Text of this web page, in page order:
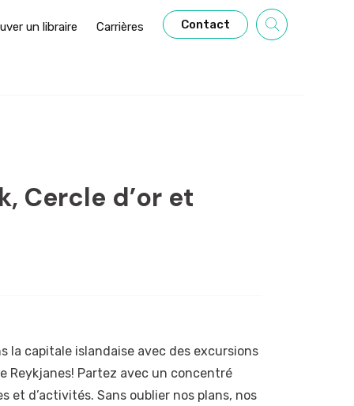
un libraire Carrières Contact
Cercle d’or et
la capitale islandaise avec des excursions
Reykjanes! Partez avec un concentré
et d’activités. Sans oublier nos plans, nos